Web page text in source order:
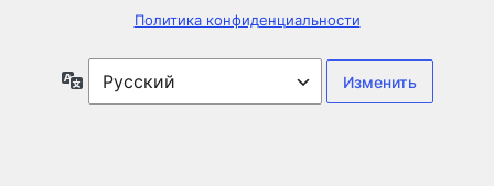
Политика конфиденциальности
Язык